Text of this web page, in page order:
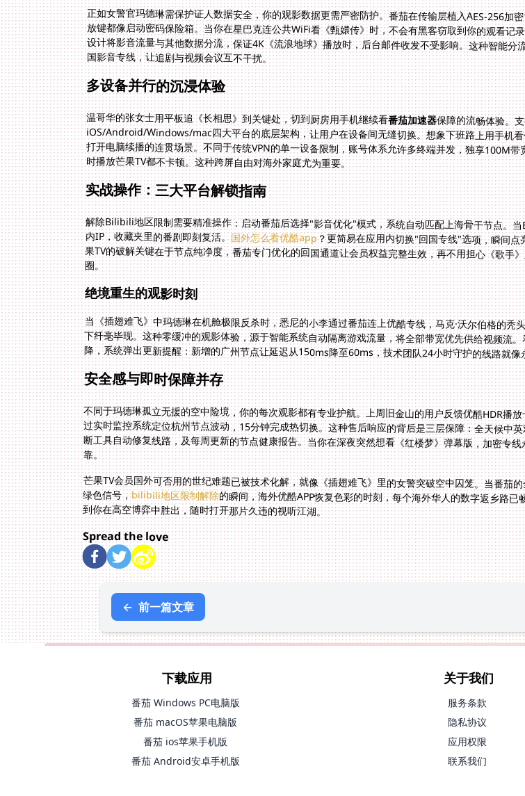
正如女警官玛德琳需保护证人数据安全，你的观影数据更需严密防护。番茄在传输层植入AES-256加
放键都像启动密码保险箱。当你在星巴克连公共WiFi看《甄嬛传》时，不会有黑客窃取到你的观看记
设计将影音流量与其他数据分流，保证4K《流浪地球》播放时，后台邮件收发不受影响。这种智能分
国影音专线，让追剧与视频会议互不干扰。
多设备并行的沉浸体验
温哥华的张女士用平板追《长相思》到关键处，切到厨房用手机继续看番茄加速器保障的流畅体验。
iOS/Android/Windows/mac四大平台的底层架构，让用户在设备间无缝切换。想象下班路上用手机看优
打开电脑续播的连贯场景。不同于传统VPN的单一设备限制，账号体系允许多终端并发，独享100M带宽
时播放芒果TV都不卡顿。这种跨屏自由对海外家庭尤为重要。
实战操作：三大平台解锁指南
解除Bilibili地区限制需要精准操作：启动番茄后选择"影音优化"模式，系统自动匹配上海骨干节点。
内IP，收藏夹里的番剧即刻复活。国外怎么看优酷app？更简易在应用内切换"回国专线"选项，瞬间点
果TV的破解关键在于节点纯净度，番茄专门优化的回国通道让会员权益完整生效，再
圈。
绝境重生的观影时刻
当《插翅难飞》中玛德琳在机舱极限反杀时，悉尼的小李通过番茄连上优酷专线，马克·沃尔伯格的秃
下纤毫毕现。这种零缓冲的观影体验，源于智能系统自动隔离游戏流量，将全部带宽优先供给视频
降，系统弹出更新提醒：新增的广州节点让延迟从150ms降至60ms，技术团队24小时守护的线路就像
安全感与即时保障并存
不同于玛德琳孤立无援的空中险境，你的每次观影都有专业护航。上周旧金山的用户反馈优酷HDR播
过实时监控系统定位杭州节点波动，15分钟完成热切换。这种售后响应的背后是三层保障：全天候中
断工具自动修复线路，及每周更新的节点健康报告。当你在深夜突然想看《红楼梦》弹幕版，加密
靠。
芒果TV会员国外可否用的世纪难题已被技术化解，就像《插翅难飞》里的女警突破空中囚笼。当番茄
绿色信号，bilibili地区限制解除的瞬间，海外优酷APP恢复色彩的时刻，每个海外华人的数字返乡路已
到你在高空博弈中胜出，随时打开那片久违的视听江湖。
Spread the love
← 前一篇文章
下载应用
番茄 Windows PC电脑版
番茄 macOS苹果电脑版
番茄 ios苹果手机版
番茄 Android安卓手机版
关于我们
服务条款
隐私协议
应用权限
联系我们